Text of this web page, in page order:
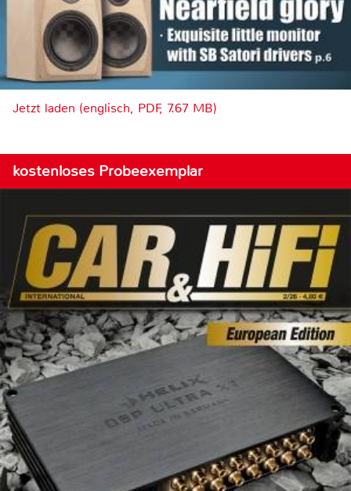
Jetzt laden (englisch, PDF, 7.67 MB)
kostenloses Probeexemplar